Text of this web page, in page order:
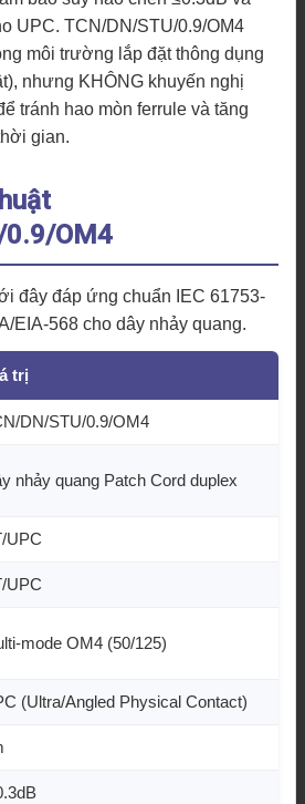
UPC. TCN/DN/STU/0.9/OM4
môi trường lắp đặt thông dụng
nhưng KHÔNG khuyến nghị
tránh hao mòn ferrule và tăng
gian.
0.9/OM4
đây đáp ứng chuẩn IEC 61753-
EIA-568 cho dây nhảy quang.
trị
DN/STU/0.9/OM4
nhảy quang Patch Cord duplex
UPC
UPC
mode OM4 (50/125)
(Ultra/Angled Physical Contact)